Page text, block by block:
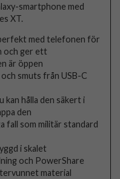
smartphone med
XT.
med telefonen för
och ger ett
är öppen
smuts från USB-C
kan hålla den säkert i
den
fall som militär standard
i skalet
och PowerShare
material